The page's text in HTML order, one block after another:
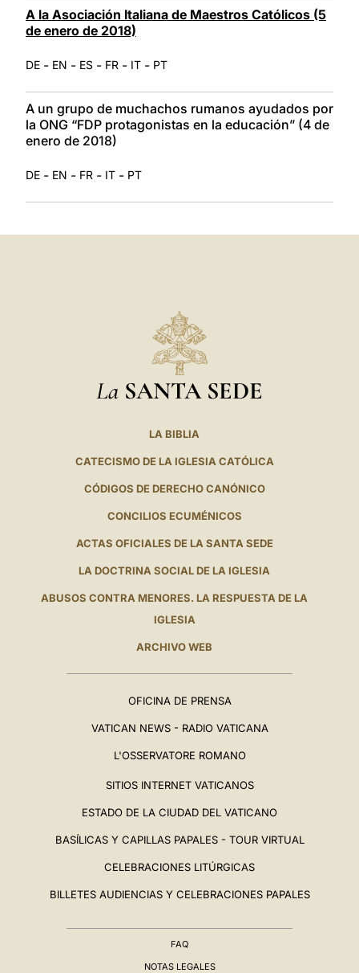
A la Asociación Italiana de Maestros Católicos (5
de enero de 2018)
DE - EN - ES - FR - IT - PT
A un grupo de muchachos rumanos ayudados por
la ONG “FDP protagonistas en la educación” (4 de
enero de 2018)
DE - EN - FR - IT - PT
La SANTA SEDE
LA BIBLIA
CATECISMO DE LA IGLESIA CATÓLICA
CÓDIGOS DE DERECHO CANÓNICO
CONCILIOS ECUMÉNICOS
ACTAS OFICIALES DE LA SANTA SEDE
LA DOCTRINA SOCIAL DE LA IGLESIA
ABUSOS CONTRA MENORES. LA RESPUESTA DE LA
IGLESIA
ARCHIVO WEB
OFICINA DE PRENSA
VATICAN NEWS - RADIO VATICANA
L'OSSERVATORE ROMANO
SITIOS INTERNET VATICANOS
ESTADO DE LA CIUDAD DEL VATICANO
BASÍLICAS Y CAPILLAS PAPALES - TOUR VIRTUAL
CELEBRACIONES LITÚRGICAS
BILLETES AUDIENCIAS Y CELEBRACIONES PAPALES
FAQ
NOTAS LEGALES